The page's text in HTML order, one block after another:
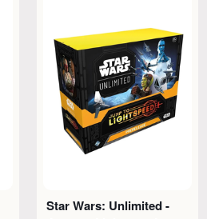
Star Wars: Unlimited -